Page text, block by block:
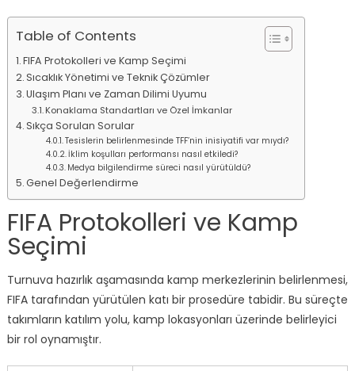
Table of Contents
FIFA Protokolleri ve Kamp Seçimi
Sıcaklık Yönetimi ve Teknik Çözümler
Ulaşım Planı ve Zaman Dilimi Uyumu
Konaklama Standartları ve Özel İmkanlar
Sıkça Sorulan Sorular
Tesislerin belirlenmesinde TFF’nin inisiyatifi var mıydı?
İklim koşulları performansı nasıl etkiledi?
Medya bilgilendirme süreci nasıl yürütüldü?
Genel Değerlendirme
FIFA Protokolleri ve Kamp
Seçimi
Turnuva hazırlık aşamasında kamp merkezlerinin belirlenmesi,
FIFA tarafından yürütülen katı bir prosedüre tabidir. Bu süreçte
takımların katılım yolu, kamp lokasyonları üzerinde belirleyici
bir rol oynamıştır.